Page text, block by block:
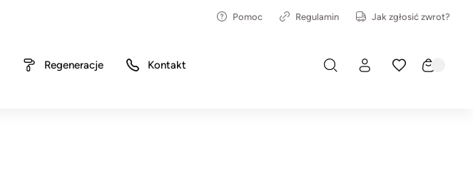
Pomoc Regulamin Jak zgłosić zwrot?
Regeneracje Kontakt